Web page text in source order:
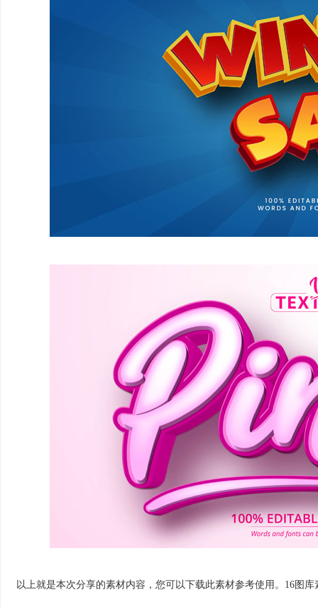
以上就是本次分享的素材内容，您可以下载此素材参考使用。16图